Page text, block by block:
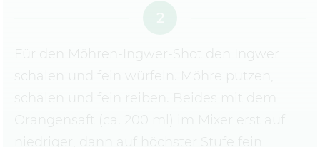
Für den Möhren-Ingwer-Shot den Ingwer
schälen und fein würfeln. Möhre putzen,
schälen und fein reiben. Beides mit dem